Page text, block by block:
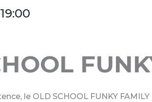
19:00
le OLD SCHOOL FUNKY